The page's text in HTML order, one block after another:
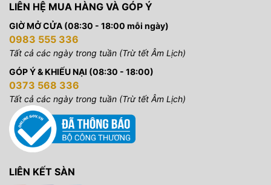
LIÊN HỆ MUA HÀNG VÀ GÓP Ý
GIỜ MỞ CỬA (08:30 - 18:00 mỗi ngày)
0983 555 336
Tất cả các ngày trong tuần (Trừ tết Âm Lịch)
GÓP Ý & KHIẾU NẠI (08:30 - 18:00)
0373 568 336
Tất cả các ngày trong tuần (Trừ tết Âm Lịch)
LIÊN KẾT SÀN